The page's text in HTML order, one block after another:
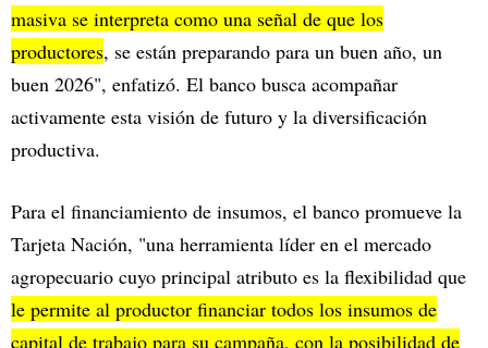
masiva se interpreta como una señal de que los
productores, se están preparando para un buen año, un
buen 2026", enfatizó. El banco busca acompañar
activamente esta visión de futuro y la diversificación
productiva.
Para el financiamiento de insumos, el banco promueve la
Tarjeta Nación, "una herramienta líder en el mercado
agropecuario cuyo principal atributo es la flexibilidad que
le permite al productor financiar todos los insumos de
capital de trabajo para su campaña, con la posibilidad de